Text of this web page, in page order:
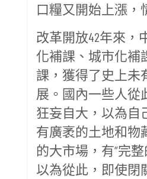
口糧又開始上漲，
改革開放42年來，
化補課、城市化補
課，獲得了史上未
展。國內一些人從
狂妄自大，以為自
有廣袤的土地和物
的大市場，有“完整
以為從此，即使閉